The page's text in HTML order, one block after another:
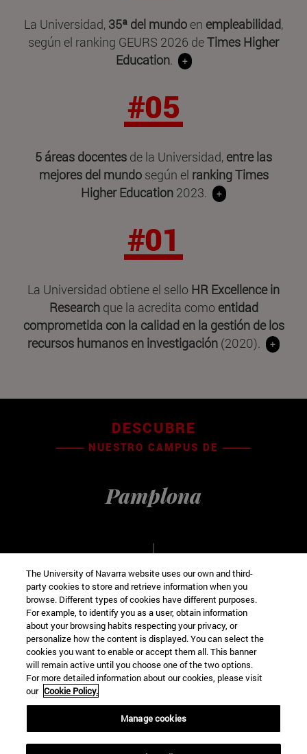
La Universidad, 35ª del mundo en empleabilidad,
según el ranking GEURS 2026 deTimes Higher
Education. +
#05
5 áreas docentes de la Universidad, entre las
mejores del mundo según el ranking Times
Higher Education 2023. +
#01
La Universidad obtiene el sello HR Excellence in
Researchque la acredita como entidad
comprometida con la calidad en la gestión de los
recursos humanos en investigación (2020). +
DESCUBRE
NUESTRO CAMPUS DE
Pamplona
VISITA VIRTUAL
Campus universitario s/n
The University of Navarra website uses our own and third-
party cookies to store and retrieve information when you
browse. Different types of cookies have different purposes.
For example, to identify you as a user, obtain information
about your browsing habits respecting your privacy, or
personalize how the content is displayed. You can select the
cookies you want to enable or accept them all. This banner
will remain active until you choose one of the two options.
For more detailed information about our cookies, please visit
our Cookie Policy.
Manage cookies